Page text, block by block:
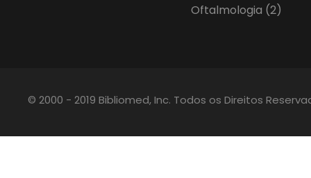
Oftalmologia (2)
© 2000 - 2019 Bibliomed, Inc. Todos os Direitos